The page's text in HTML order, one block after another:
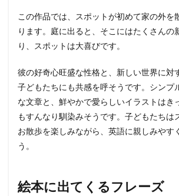
この作品では、スポットが初めて家の外を
ります。庭に出ると、そこにはたくさんの
り、スポットは大喜びです。
彼の好奇心旺盛な性格と、新しい世界に対
子どもたちにも共感を呼そうです。シンプ
な文章と、鮮やかで愛らしいイラストはき
もすんなり馴染みそうです。子どもたちは
お散歩を楽しみながら、英語に親しみやす
う。
絵本に出てくるフレーズ